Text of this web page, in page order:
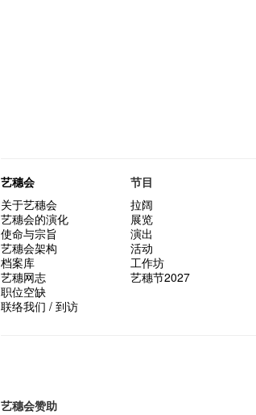
艺穗会
关于艺穗会
艺穗会的演化
使命与宗旨
艺穗会架构
档案库
艺穗网志
职位空缺
联络我们 / 到访
节目
拉阔
展览
演出
活动
工作坊
艺穗节2027
艺穗会赞助